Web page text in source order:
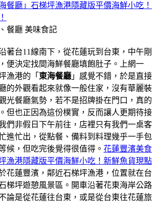
餐廳」石梯坪漁港隱藏版平價海鮮小吃！
餐廳 美味食記
著台11線南下，從花蓮玩到台東，中午剛
便決定找間海鮮餐廳填飽肚子。上網一
漁港的「 東海餐廳 」感覺不錯，於是直接
的外觀看起來就像一般住家，沒有華麗裝
光餐廳氣勢，若不是招牌掛在門口，真的
但也正因為這份樸實，反而讓人更期待接
們非假日下午前往，店裡只有我們一桌客
進忙出，從點餐、備料到料理幾乎一手包
候，但吃完後覺得很值得。 花蓮豐濱美食
漁港隱藏版平價海鮮小吃！新鮮魚貨現點
花蓮豐濱，鄰近石梯坪漁港，位置就在台
梯坪遊憩風景區。開車沿著花東海岸公路
論是從花蓮往台東，或是從台東往花蓮旅